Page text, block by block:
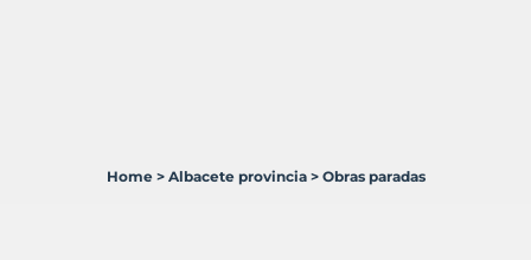
Home > Albacete provincia > Obras paradas